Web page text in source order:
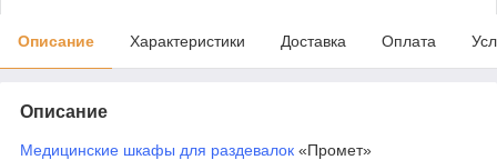
Описание Характеристики Доставка Оплата
Описание
Медицинские шкафы для раздевалок «Промет»